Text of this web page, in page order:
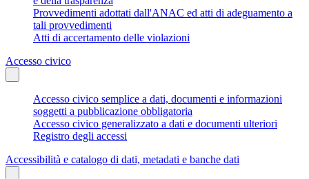
Provvedimenti adottati dall'ANAC ed atti di adeguamento a
tali provvedimenti
Atti di accertamento delle violazioni
Accesso civico
Accesso civico semplice a dati, documenti e informazioni
soggetti a pubblicazione obbligatoria
Accesso civico generalizzato a dati e documenti ulteriori
Registro degli accessi
Accessibilità e catalogo di dati, metadati e banche dati